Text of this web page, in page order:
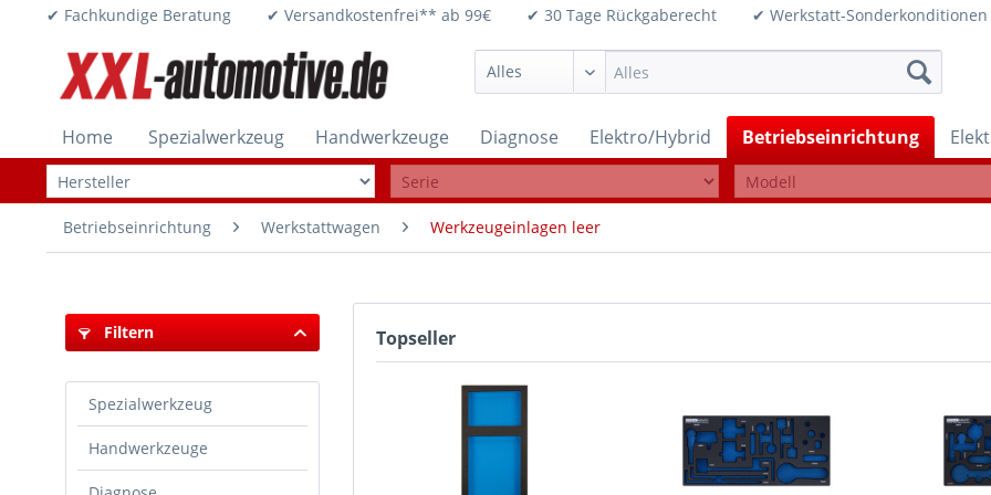
✔ Fachkundige Beratung ✔ Versandkostenfrei** ab 99€ ✔ 30 Tage Rückgaberecht ✔ Werkstatt-
Home Spezialwerkzeug Handwerkzeuge Diagnose Elektro/Hybrid Betriebseinrichtung
Betriebseinrichtung Werkstattwagen Werkzeugeinlagen leer
Filtern
Spezialwerkzeug
Handwerkzeuge
Topseller